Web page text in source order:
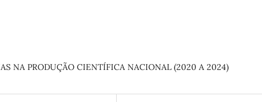
NA PRODUÇÃO CIENTÍFICA NACIONAL (2020 A 2024)